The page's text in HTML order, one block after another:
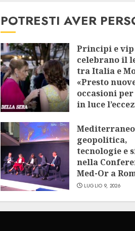
POTRESTI AVER
Principi e vip
celebrano il
tra Italia e
«Presto
occasioni
in luce
LUGLIO 9, 2026
geopolitica,
tecnologie e
nella
Med-Or a
LUGLIO 9, 2026